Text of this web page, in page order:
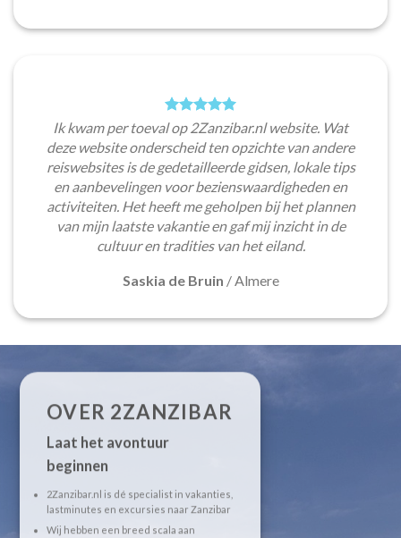
Ik kwam per toeval op 2Zanzibar.nl website. Wat
deze website onderscheid ten opzichte van andere
reiswebsites is de gedetailleerde gidsen, lokale tips
en aanbevelingen voor bezienswaardigheden en
activiteiten. Het heeft me geholpen bij het plannen
van mijn laatste vakantie en gaf mij inzicht in de
cultuur en tradities van het eiland.
Saskia de Bruin / Almere
OVER 2ZANZIBAR
Laat het avontuur
beginnen
2Zanzibar.nl is dé specialist in vakanties,
lastminutes en excursies naar Zanzibar
Wij hebben een breed scala aan